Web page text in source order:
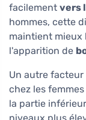
facilement vers
hommes, cette
maintient mieux
l'apparition de
Un autre facteur
chez les
la partie